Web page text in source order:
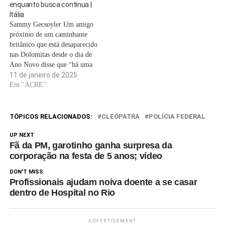
cerca de…
enquanto busca continua |
Itália
Sammy Gecsoyler Um amigo
próximo de um caminhante
britânico que está desaparecido
nas Dolomitas desde o dia de
Ano Novo disse que “há uma
aceitação de que não serão
boas notícias” à medida que os
Aziz Ziriat, 36, de Londres,
11 de janeiro de 2025
Em "ACRE"
TÓPICOS RELACIONADOS: CLEÓPATRA POLÍCIA FEDERAL
UP NEXT
Fã da PM, garotinho ganha surpresa da
corporação na festa de 5 anos; vídeo
DON'T MISS
Profissionais ajudam noiva doente a se casar
dentro de Hospital no Rio
ADVERTISEMENT